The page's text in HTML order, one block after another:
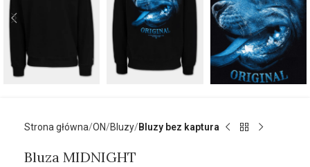
Strona główna ON Bluzy Bluzy bez kaptura
Bluza MIDNIGHT